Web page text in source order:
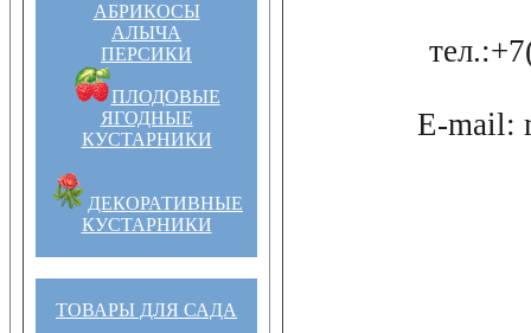
АБРИКОСЫ
АЛЫЧА
ПЕРСИКИ
ПЛОДОВЫЕ
ЯГОДНЫЕ
КУСТАРНИКИ
ДЕКОРАТИВНЫЕ
КУСТАРНИКИ
ТОВАРЫ ДЛЯ САДА
E-mail: